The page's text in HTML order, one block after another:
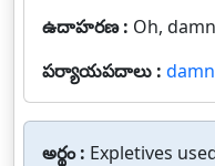
ఉదాహరణ : Oh,
పర్యాయపదాలు : damn
అర్థం : Expletives